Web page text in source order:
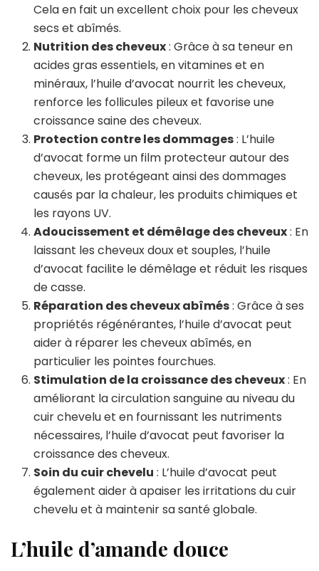
Cela en fait un excellent choix pour les cheveux
secs et abîmés.
Nutrition des cheveux: Grâce à sa teneur en
acides gras essentiels, en vitamines et en
minéraux, l’huile d’avocat nourrit les cheveux,
renforce les follicules pileux et favorise une
croissance saine des cheveux.
Protection contre les dommages: L’huile
d’avocat forme un film protecteur autour des
cheveux, les protégeant ainsi des dommages
causés par la chaleur, les produits chimiques et
les rayons UV.
Adoucissement et démêlage des cheveux: En
laissant les cheveux doux et souples, l’huile
d’avocat facilite le démêlage et réduit les risques
de casse.
Réparation des cheveux abîmés: Grâce à ses
propriétés régénérantes, l’huile d’avocat peut
aider à réparer les cheveux abîmés, en
particulier les pointes fourchues.
Stimulation de la croissance des cheveux: En
améliorant la circulation sanguine au niveau du
cuir chevelu et en fournissant les nutriments
nécessaires, l’huile d’avocat peut favoriser la
croissance des cheveux.
Soin du cuir chevelu : L’huile d’avocat peut
également aider à apaiser les irritations du cuir
chevelu et à maintenir sa santé globale.
L’huile d’amande douce